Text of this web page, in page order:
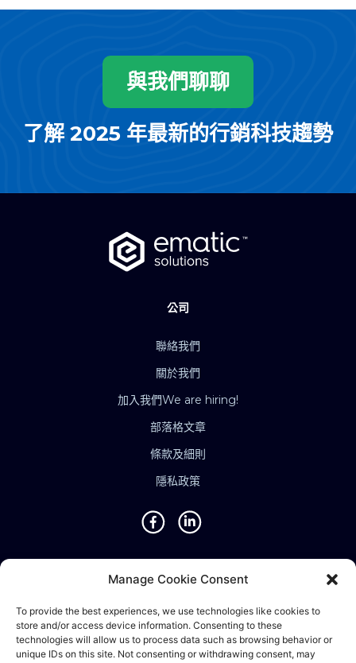
Manage Cookie Consent
To provide the best experiences, we use technologies like cookies to
store and/or access device information. Consenting to these
technologies will allow us to process data such as browsing behavior or
unique IDs on this site. Not consenting or withdrawing consent, may
與我們聊聊
了解 2025 年最新的行銷科技趨勢
公司
聯絡我們
關於我們
加入我們We are hiring!
部落格文章
條款及細則
隱私政策
地點
新加坡 • 馬來西亞 • 印度 • 越南 • 泰國 • 菲律賓 • 台灣 • 香
港 • 波斯尼亞 • 英國 • 中國